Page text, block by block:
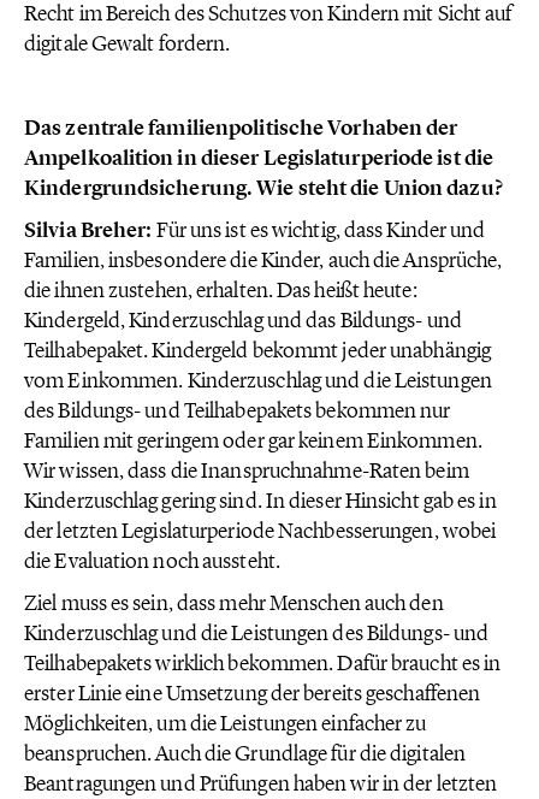
Recht im Bereich des Schutzes von Kindern mit Sicht auf
digitale Gewalt fordern.
Das zentrale familienpolitische Vorhaben der
Ampelkoalition in dieser Legislaturperiode ist die
Kindergrundsicherung. Wie steht die Union dazu?
Silvia Breher: Für uns ist es wichtig, dass Kinder und
Familien, insbesondere die Kinder, auch die Ansprüche,
die ihnen zustehen, erhalten. Das heißt heute:
Kindergeld, Kinderzuschlag und das Bildungs- und
Teilhabepaket. Kindergeld bekommt jeder unabhängig
vom Einkommen. Kinderzuschlag und die Leistungen
des Bildungs- und Teilhabepakets bekommen nur
Familien mit geringem oder gar keinem Einkommen.
Wir wissen, dass die Inanspruchnahme-Raten beim
Kinderzuschlag gering sind. In dieser Hinsicht gab es in
der letzten Legislaturperiode Nachbesserungen, wobei
die Evaluation noch aussteht.
Ziel muss es sein, dass mehr Menschen auch den
Kinderzuschlag und die Leistungen des Bildungs- und
Teilhabepakets wirklich bekommen. Dafür braucht es in
erster Linie eine Umsetzung der bereits geschaffenen
Möglichkeiten, um die Leistungen einfacher zu
beanspruchen. Auch die Grundlage für die digitalen
Beantragungen und Prüfungen haben wir in der letzten